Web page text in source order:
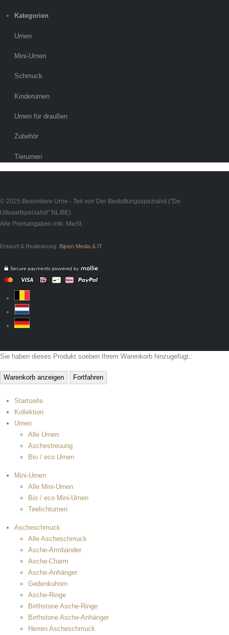
Kategorien
Urnen
Mini-Urnen
Schmuck
Kinderurnen
Urnen für draußen
Zubehör
Tierurnen
© 2025 Besondere Urne - Teil von Der Bestattungsspezialist ("De
Uitvaartspecialist" NL/BE)
Alle Preisangaben inkl. MwSt.
Entwurf & Realisierung: Bijnen Media & IT
Sie haben dieses Produkt soeben Ihrem Warenkorb hinzugefügt.:
Warenkorb anzeigen Fortfahren
Startseite
Kollektion
Urnen
Alle Urnen
Aschestreuung
Bio / eco Urnen
Mini-Urnen
Alle Mini-Urnen
Bio / eco Mini-Urnen
Teelichturnen
Ascheschmuck
Alle Ascheschmuck
Asche-Armbänder
Asche-Charm
Asche-Anhänger
Gedenkuhren
Asche-Ringe
Birthstone Asche-Ringe
Birthstone Asche-Anhänger
Herren Ascheschmuck